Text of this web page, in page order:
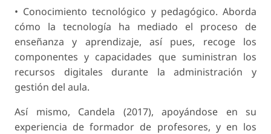
• Conocimiento tecnológico y pedagógico. Aborda
cómo la tecnología ha mediado el proceso de
enseñanza y aprendizaje, así pues, recoge los
componentes y capacidades que suministran los
recursos digitales durante la administración y
gestión del aula.
Así mismo, Candela (2017), apoyándose en su
experiencia de formador de profesores, y en los